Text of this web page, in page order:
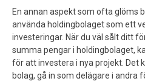
En annan aspekt som ofta glöms
använda holdingbolaget som ett
investeringar. När du väl sålt ditt
summa pengar i holdingbolaget,
för att investera i nya projekt. Det
bolag, gå in som delägare i andra